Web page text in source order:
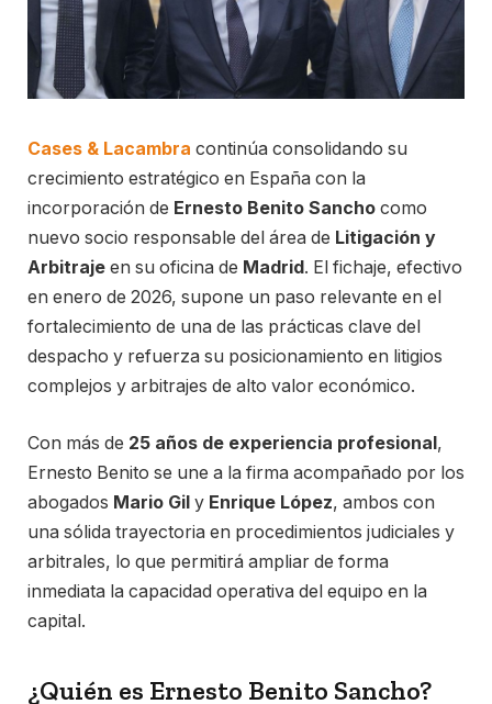
Cases & Lacambra continúa consolidando su
crecimiento estratégico en España con la
incorporación de Ernesto Benito Sancho como
nuevo socio responsable del área de Litigación y
Arbitraje en su oficina de Madrid. El fichaje, efectivo
en enero de 2026, supone un paso relevante en el
fortalecimiento de una de las prácticas clave del
despacho y refuerza su posicionamiento en litigios
complejos y arbitrajes de alto valor económico.
Con más de 25 años de experiencia profesional,
Ernesto Benito se une a la firma acompañado por los
abogados Mario Gil y Enrique López, ambos con
una sólida trayectoria en procedimientos judiciales y
arbitrales, lo que permitirá ampliar de forma
inmediata la capacidad operativa del equipo en la
capital.
¿Quién es Ernesto Benito Sancho?